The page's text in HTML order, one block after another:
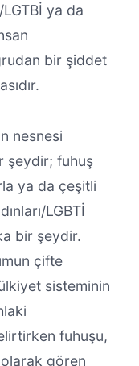
ya da
bir şiddet
nesnesi
şeydir; fuhuş
ya da çeşitli
LGBTİ
bir şeydir.
çifte
sisteminin
fuhuşu,
olarak gören